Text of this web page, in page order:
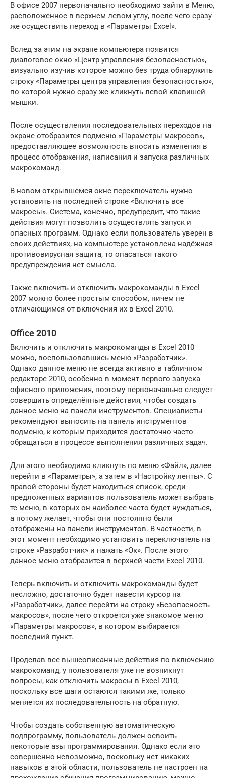
В офисе 2007 первоначально необходимо зайти в Меню,
расположенное в верхнем левом углу, после чего сразу
же осуществить переход в «Параметры Excel».
Вслед за этим на экране компьютера появится
диалоговое окно «Центр управления безопасностью»,
визуально изучив которое можно без труда обнаружить
строку «Параметры центра управления безопасностью»,
по которой нужно сразу же кликнуть левой клавишей
мышки.
После осуществления последовательных переходов на
экране отобразится подменю «Параметры макросов»,
предоставляющее возможность вносить изменения в
процесс отображения, написания и запуска различных
макрокоманд.
В новом открывшемся окне переключатель нужно
установить на последней строке «Включить все
макросы». Система, конечно, предупредит, что такие
действия могут позволить осуществлять запуск и
опасных программ. Однако если пользователь уверен в
своих действиях, на компьютере установлена надёжная
противовирусная защита, то опасаться такого
предупреждения нет смысла.
Также включить и отключить макрокоманды в Excel
2007 можно более простым способом, ничем не
отличающимся от включения их в Excel 2010.
Office 2010
Включить и отключить макрокоманды в Excel 2010
можно, воспользовавшись меню «Разработчик».
Однако данное меню не всегда активно в табличном
редакторе 2010, особенно в момент первого запуска
офисного приложения, поэтому первоначально следует
совершить определённые действия, чтобы создать
данное меню на панели инструментов. Специалисты
рекомендуют выносить на панель инструментов
подменю, к которым приходится достаточно часто
обращаться в процессе выполнения различных задач.
Для этого необходимо кликнуть по меню «Файл», далее
перейти в «Параметры», а затем в «Настройку ленты». С
правой стороны будет находиться список, среди
предложенных вариантов пользователь может выбрать
те меню, в которых он наиболее часто будет нуждаться,
а потому желает, чтобы они постоянно были
отображены на панели инструментов. В частности, в
этот момент необходимо установить переключатель на
строке «Разработчик» и нажать «Ок». После этого
данное меню отобразится в верхней части Excel 2010.
Теперь включить и отключить макрокоманды будет
несложно, достаточно будет навести курсор на
«Разработчик», далее перейти на строку «Безопасность
макросов», после чего откроется уже знакомое меню
«Параметры макросов», в котором выбирается
последний пункт.
Проделав все вышеописанные действия по включению
макрокоманд, у пользователя уже не возникнут
вопросы, как отключить макросы в Excel 2010,
поскольку все шаги остаются такими же, только
меняется их последовательность на обратную.
Чтобы создать собственную автоматическую
подпрограмму, пользователь должен освоить
некоторые азы программирования. Однако если это
совершенно невозможно, поскольку нет никаких
навыков в этой области, пользователь не настроен на